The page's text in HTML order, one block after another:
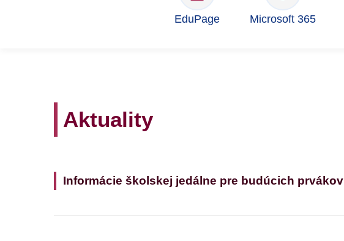
EduPage Microsoft 365
Aktuality
Informácie školskej jedálne pre budúcich prvákov